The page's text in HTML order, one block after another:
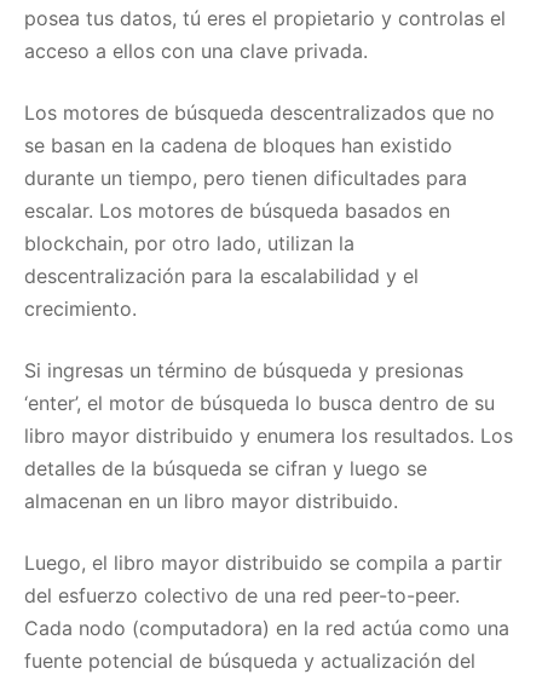
posea tus datos, tú eres el propietario y controlas el
acceso a ellos con una clave privada.
Los motores de búsqueda descentralizados que no
se basan en la cadena de bloques han existido
durante un tiempo, pero tienen dificultades para
escalar. Los motores de búsqueda basados ​​en
blockchain, por otro lado, utilizan la
descentralización para la escalabilidad y el
crecimiento.
Si ingresas un término de búsqueda y presionas
‘enter’, el motor de búsqueda lo busca dentro de su
libro mayor distribuido y enumera los resultados. Los
detalles de la búsqueda se cifran y luego se
almacenan en un libro mayor distribuido.
Luego, el libro mayor distribuido se compila a partir
del esfuerzo colectivo de una red peer-to-peer.
Cada nodo (computadora) en la red actúa como una
fuente potencial de búsqueda y actualización del